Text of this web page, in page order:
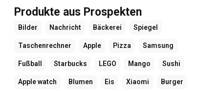
Produkte aus Prospekten
Bilder Nachricht Bäckerei Spiegel
Taschenrechner Apple Pizza Samsung
Fußball Starbucks LEGO Mango Sushi
Apple watch Blumen Eis Xiaomi Burger